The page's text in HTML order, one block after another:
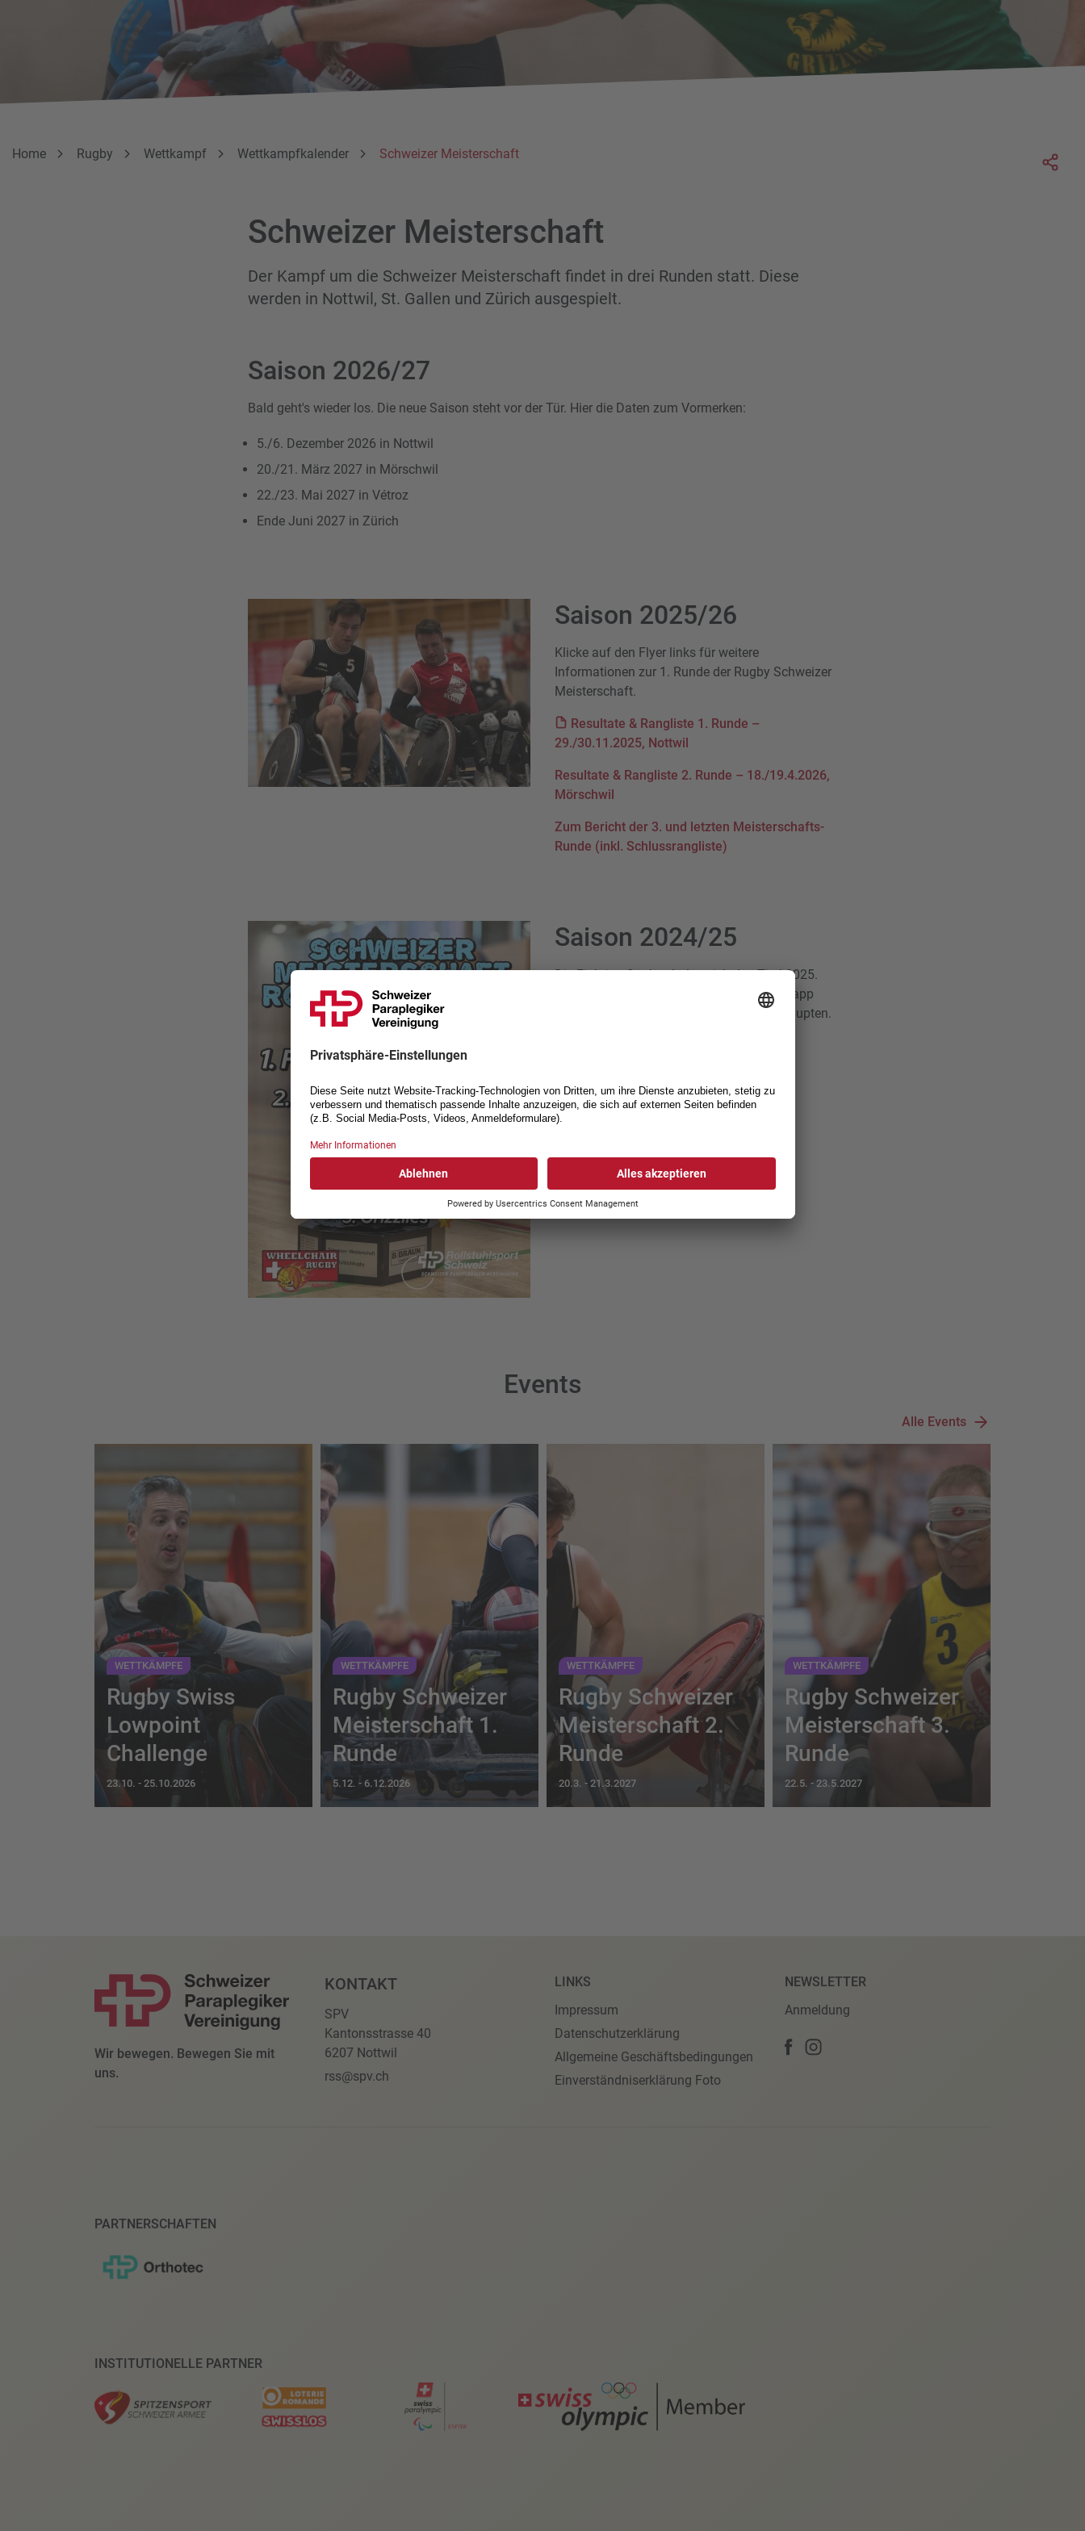
Breadcrumbnavigation
Sie befinden sich hier:
Home Rugby Wettkampf Wettkampfkalender Schweizer Meisterschaft
Schweizer Meisterschaft
Der Kampf um die Schweizer Meisterschaft findet in drei Runden statt. Diese
werden in Nottwil, St. Gallen und Zürich ausgespielt.
Saison 2026/27
Bald geht's wieder los. Die neue Saison steht vor der Tür. Hier die Daten zum Vormerken:
5./6. Dezember 2026 in Nottwil
20./21. März 2027 in Mörschwil
22./23. Mai 2027 in Vétroz
Ende Juni 2027 in Zürich
Saison 2025/26
Klicke auf den Flyer links für weitere
Informationen zur 1. Runde der Rugby Schweizer
Meisterschaft.
Resultate & Rangliste 1. Runde –
29./30.11.2025, Nottwil
Resultate & Rangliste 2. Runde – 18./19.4.2026,
Mörschwil
Zum Bericht der 3. und letzten Meisterschafts-
Runde (inkl. Schlussrangliste)
Saison 2024/25
Die Fighting Snakes holen sich den Titel 2025.
Sie können sich in allen Spitzenspielen knapp
gegen die Züricher Blue-White Eagles behaupten.
Events
Alle Events
WETTKÄMPFE
Rugby Swiss
Lowpoint
Challenge
23.10. - 25.10.2026
WETTKÄMPFE
Rugby Schweizer
Meisterschaft 1.
Runde
5.12. - 6.12.2026
WETTKÄMPFE
Rugby Schweizer
Meisterschaft 2.
Runde
20.3. - 21.3.2027
WETTKÄMPFE
Rugby Schweizer
Meisterschaft 3.
Runde
22.5. - 23.5.2027
Wir bewegen. Bewegen Sie mit
uns.
KONTAKT
SPV
Kantonsstrasse 40
6207 Nottwil
rss@spv.ch
LINKS
Impressum
Datenschutzerklärung
Allgemeine Geschäftsbedingungen
Einverständniserklärung Foto
NEWSLETTER
Anmeldung
PARTNERSCHAFTEN
INSTITUTIONELLE PARTNER